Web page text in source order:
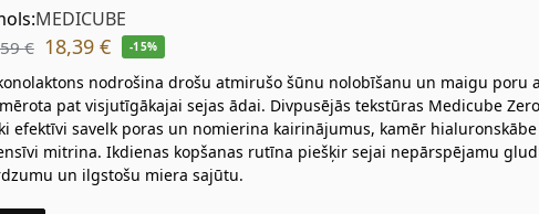
MEDICUBE
€ 18,39 € -15%
nodrošina drošu atmirušo šūnu nolobīšanu un maigu poru
pat visjutīgākajai sejas ādai. Divpusējās tekstūras Medicube
efektīvi savelk poras un nomierina kairinājumus, kamēr
mitrina. Ikdienas kopšanas rutīna piešķir sejai nepārspējamu
un ilgstošu miera sajūtu.